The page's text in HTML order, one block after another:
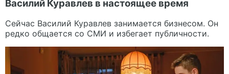
Василий Куравлев в настоящее время
Сейчас Василий Куравлев занимается бизнесом. Он
редко общается со СМИ и избегает публичности.